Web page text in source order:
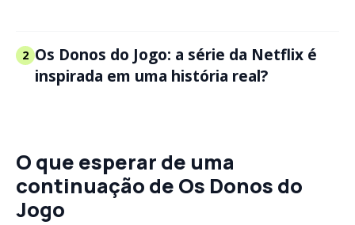
2 Os Donos do Jogo: a série da Netflix é
inspirada em uma história real?
O que esperar de uma
continuação de Os Donos do
Jogo